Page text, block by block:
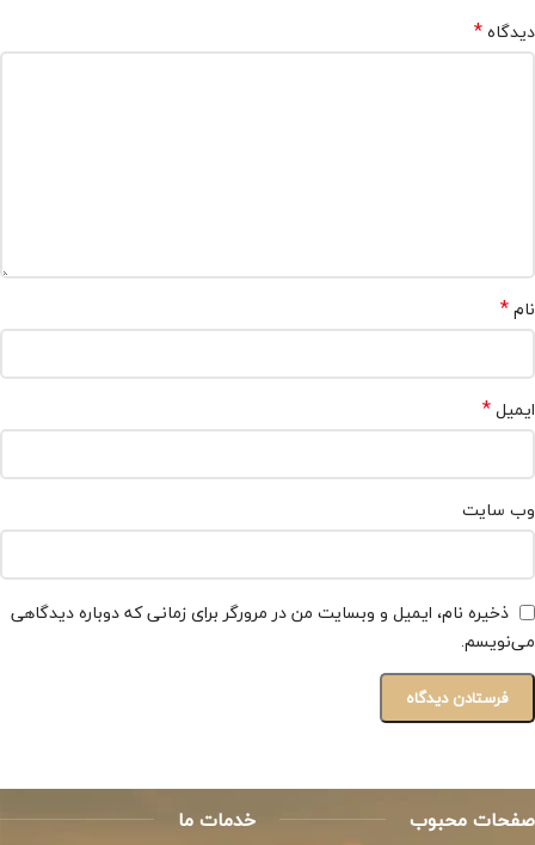
دیدگاه*
نام*
ایمیل*
وب‌ سایت
ذخیره نام، ایمیل و وبسایت من در مرورگر برای زمانی که دوباره دیدگاهی
می‌نویسم.
صفحات محبوب خدمات ما